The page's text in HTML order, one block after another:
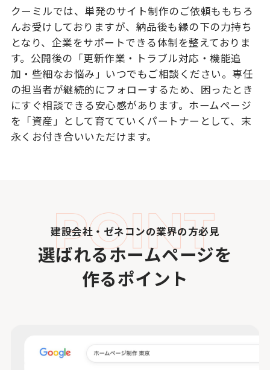
クーミルでは、単発のサイト制作のご依頼ももちろ
んお受けしておりますが、納品後も縁の下の力持ち
となり、企業をサポートできる体制を整えておりま
す。公開後の「更新作業・トラブル対応・機能追
加・些細なお悩み」いつでもご相談ください。専任
の担当者が継続的にフォローするため、困ったとき
にすぐ相談できる安心感があります。ホームページ
を「資産」として育てていくパートナーとして、末
永くお付き合いいただけます。
建設会社・ゼネコンの業界の方必見
選ばれるホームページを
作るポイント